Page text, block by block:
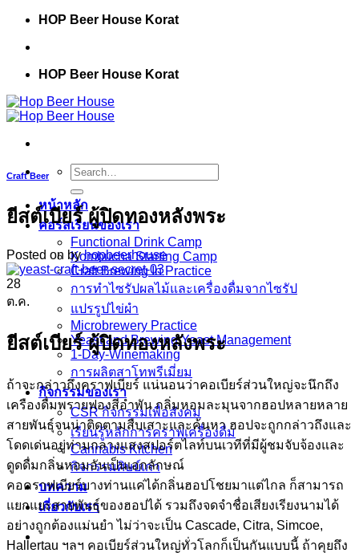
Skip
content
HOP Beer House Korat
HOP Beer House Korat
Search
for:
หน้าหลัก
คอร์สเรียนของเรา
Functional Drink Camp
Kombucha Starting Camp
Craft Brewing In Practice
การทำไซรัปผลไม้และเครื่องดื่มจากไซรัป
แปรรูปไข่ผำ
Microbrewery Practice
Yeast and Brewing Yeast Management
1-Day-Winemaking
การผลิตสาโทพรีเมี่ยม
กิจกรรมของเรา
CSR กิจกรรมเพื่อสังคม
เรียนรู้หลักการคราฟเครื่องดื่ม
Cannabis Kitchen
กิจกรรมศิษย์เก่า
บทความ
เกี่ยวกับเรา
Craft Beer
ยีสต์เบียร์ ผู้ปิดทองหลังพระ
Posted on byhopbeerhouse
28
ต.ค.
ยีสต์เบียร์ ผู้ปิดทองหลังพระ
ถ้าจะกล่าวถึงคราฟเบียร์ แน่นอนว่าคอเบียร์ส่วนใหญ่จะนึกถึง
เครืองดื่มพรายฟองสีอำพัน กลิ่มหอมละมุนจากฮอปหลายหลาย
สายพันธุ์จนน่าติดตามสืบเสาะและค้นหา ฮอปจะถูกกล่าวถึงและ
โดดเด่นอยู่ท่ามกลางแสงสปอร์ตไลท์บนเวทีที่มีผู้ชมจับจ้องและ
ดูดดื่มกลิ่นหอมอันเป็นเอกลักษณ์
คอคราฟเบียร์บางท่านแค่ได้กลิ่นฮอปโชยมาแต่ไกล ก็สามารถ
แยกแยะสายพันธุ์ของฮอปได้ รวมถึงจดจำชื่อเสียงเรียงนามได้
อย่างถูกต้องแม่นยำ ไม่ว่าจะเป็น Cascade, Citra, Simcoe,
Hallertau ฯลฯ คอเบียร์ส่วนใหญ่ทั่วโลกก็เป็นกันแบบนี้ ถ้าคุยถึง